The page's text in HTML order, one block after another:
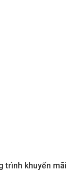
trình khuyến mãi